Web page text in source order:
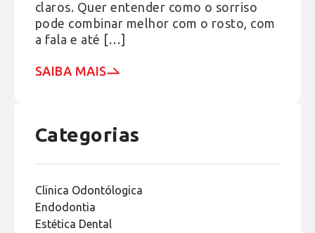
Categorias
Clinica Odontólogica
Endodontia
Estética Dental
claros. Quer entender como o sorriso
pode combinar melhor com o rosto, com
a fala e até […]
SAIBA MAIS